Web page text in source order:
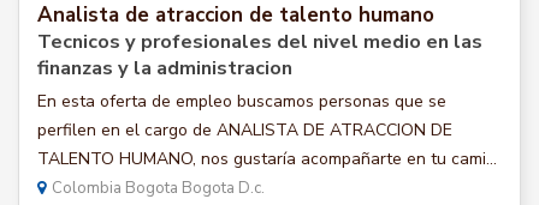
Analista de atraccion de talento humano
Tecnicos y profesionales del nivel medio en las
finanzas y la administracion
En esta oferta de empleo buscamos personas que se
perfilen en el cargo de ANALISTA DE ATRACCION DE
TALENTO HUMANO, nos gustaría acompañarte en tu cami...
Colombia Bogota Bogota D.c.